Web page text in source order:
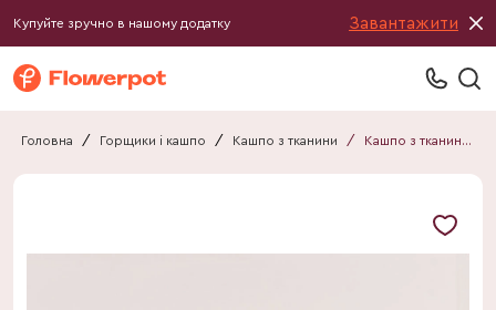
Купуйте зручно в нашому додатку Завантажити
Головна / Горщики і кашпо / Кашпо з тканини / Кашпо з тканини 062217980101